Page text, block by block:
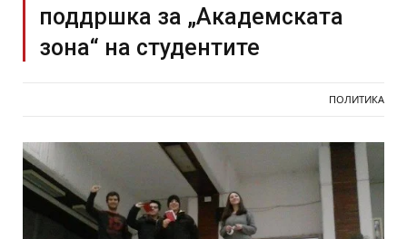
поддршка за „Академската
зона“ на студентите
ПОЛИТИКА